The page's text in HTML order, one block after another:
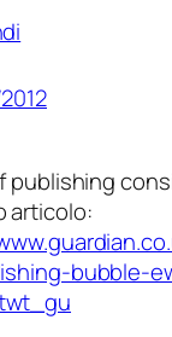
publishing
articolo:
bubble-